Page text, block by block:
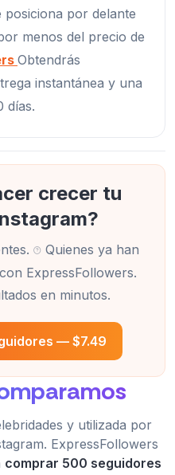
por delante
menos del precio de
Obtendrás
instantánea y una
días.
crecer tu
Quienes ya han
ExpressFollowers.
en minutos.
—$7.49
y utilizada por
ExpressFollowers
comprar 500 seguidores